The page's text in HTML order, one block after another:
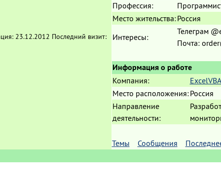
23.12.2012 Последний визит:
Профессия:
Место жительства:Россия
Интересы:
Телеграм
Почта:
Информация о работе
Компания:
Место расположения:Россия
Направление
деятельности:
Темы Сообщения